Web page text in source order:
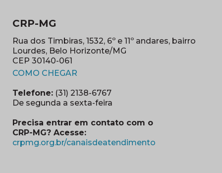
CRP-MG
Rua dos Timbiras, 1532, 6º e 11º andares, bairro
Lourdes, Belo Horizonte/MG
CEP 30140-061
COMO CHEGAR
Telefone: (31) 2138-6767
De segunda a sexta-feira
Precisa entrar em contato com o
CRP-MG? Acesse:
crpmg.org.br/canaisdeatendimento